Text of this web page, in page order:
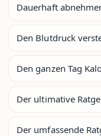
Dauerhaft
Den Blutdruck
Den ganzen Tag
Der ultimative
Der umfassende